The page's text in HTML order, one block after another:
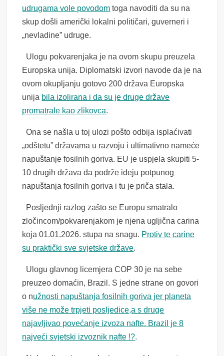
udrugama vole povodom toga navoditi da su na
skup došli američki lokalni političari, guverneri i
„nevladine” udruge.
Ulogu pokvarenjaka je na ovom skupu preuzela
Europska unija. Diplomatski izvori navode da je na
ovom okupljanju gotovo 200 država Europska
unija bila izolirana i da su je druge države
promatrale kao zlikovca.
Ona se našla u toj ulozi pošto odbija isplaćivati
„odštetu” državama u razvoju i ultimativno nameće
napuštanje fosilnih goriva. EU je uspjela skupiti 5-
10 drugih država da podrže ideju potpunog
napuštanja fosilnih goriva i tu je priča stala.
Posljednji razlog zašto se Europu smatralo
zločincom/pokvarenjakom je njena ugljična carina
koja 01.01.2026. stupa na snagu. Protiv te carine
su praktički sve svjetske države.
Ulogu glavnog licemjera COP 30 je na sebe
preuzeo domaćin, Brazil. S jedne strane on govori
o nužnosti napuštanja fosilnih goriva jer planeta
više ne može trpjeti posljedice,a s druge
najavljivao povećanje izvoza nafte. Brazil je 8
najveći svjetski izvoznik nafte !?.